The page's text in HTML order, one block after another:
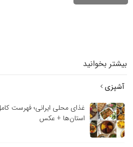
بیشتر بخوانید
آشپزی
غذای محلی ایرانی؛ فهرست
استان‌ها + عکس